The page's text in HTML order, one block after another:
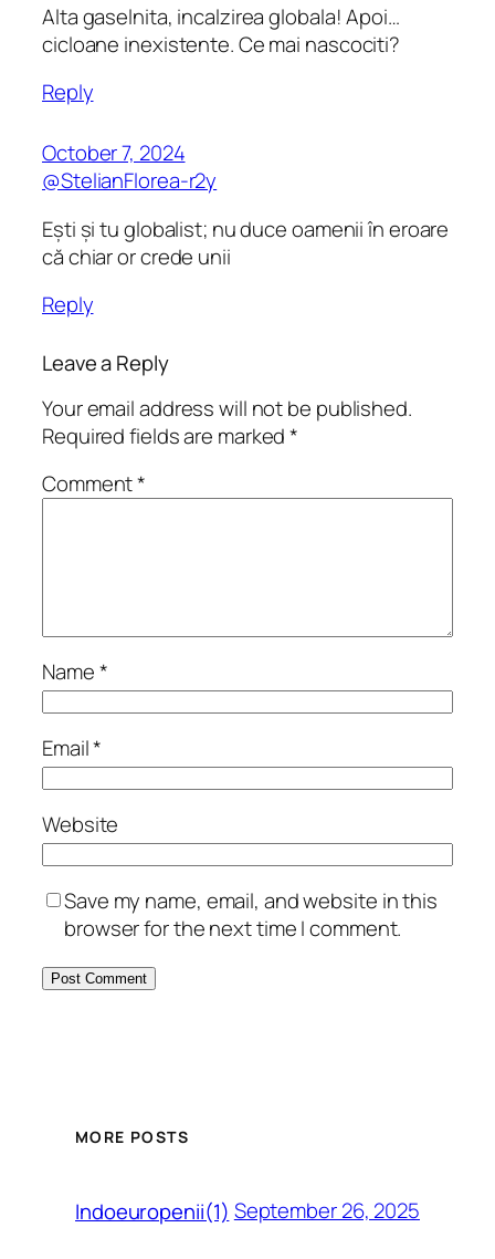
Alta gaselnita, incalzirea globala! Apoi…
cicloane inexistente. Ce mai nascociti?
Reply
October 7, 2024
@StelianFlorea-r2y
Ești și tu globalist; nu duce oamenii în eroare
că chiar or crede unii
Reply
Leave a Reply
Your email address will not be published.
Required fields are marked*
Comment*
Name*
Email*
Website
Save my name, email, and website in this
browser for the next time I comment.
MORE POSTS
Indoeuropenii(1) September 26, 2025